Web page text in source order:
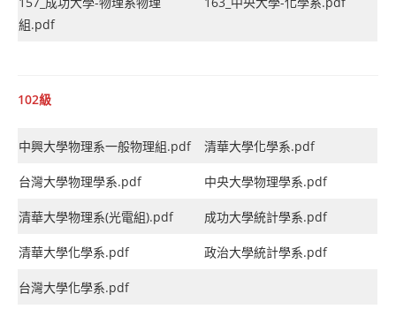
組.pdf
102級
中興大學物理系一般物理組.pdf 清華大學化學系.pdf
台灣大學物理學系.pdf 中央大學物理學系.pdf
清華大學物理系(光電組).pdf 成功大學統計學系.pdf
清華大學化學系.pdf 政治大學統計學系.pdf
台灣大學化學系.pdf